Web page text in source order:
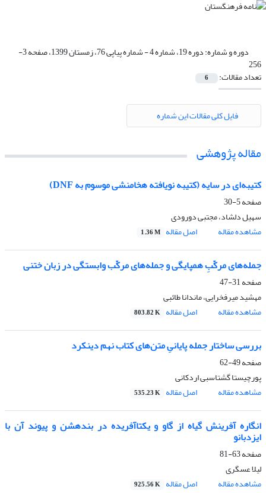
دوره و شماره: دوره 19، شماره 4 - شماره پیاپی 76، زمستان 1399، صفحه 3-
256
تعداد مقالات: 6
فایل کلی مقالات این شماره
مقاله پژوهشی
کتیبه‌ای در سایه (کتیبه نویافته هخامنشی موسوم به DNF)
صفحه5-30
سهیل دلشاد، مجتبی دورودی
مشاهده مقاله
اصل مقاله 1.36 M
جمله‌های مرکّبِ همپایگی و جمله‌های مرکّب وابستگی در زبان ختنی
صفحه31-47
مهشید میرفخرایی، ماندانا طائبی
مشاهده مقاله
اصل مقاله 803.82 K
بررسی ساختار جمله پایانیِ متن‌های کتاب نهم دینکرد
صفحه49-62
پورچیستا گشتاسبی اردکانی
مشاهده مقاله
اصل مقاله 535.23 K
انگاره آفرینش گیاه از گاو و یکتاآفریده در بندهشن و پیوند آن با
ایزدبانو
صفحه63-81
لیلا عسگری
مشاهده مقاله
اصل مقاله 925.56 K